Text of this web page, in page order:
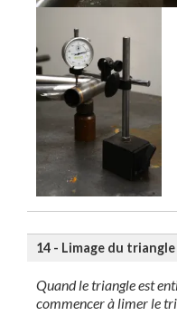
14 - Limage du triangle
Quand le triangle est
commencer à limer le